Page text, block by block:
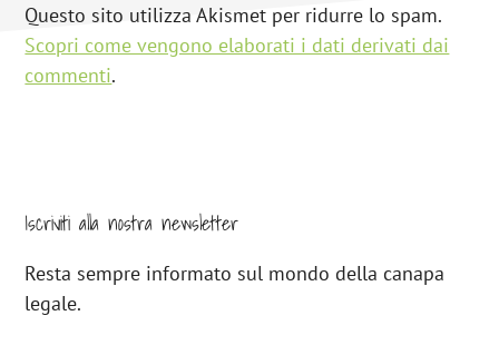
Questo sito utilizza Akismet per ridurre lo spam.
Scopri come vengono elaborati i dati derivati dai
commenti.
CTAIscriviti alla nostra newsletter
Resta sempre informato sul mondo della canapa
legale.